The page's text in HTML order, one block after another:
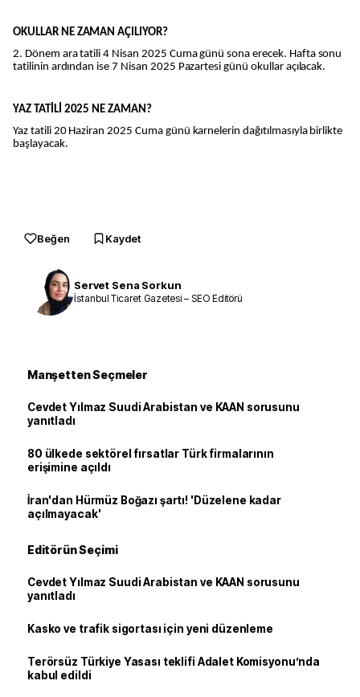
OKULLAR NE ZAMAN AÇILIYOR?
2. Dönem ara tatili 4 Nisan 2025 Cuma günü sona erecek. Hafta sonu
tatilinin ardından ise 7 Nisan 2025 Pazartesi günü okullar açılacak.
YAZ TATİLİ 2025 NE ZAMAN?
Yaz tatili 20 Haziran 2025 Cuma günü karnelerin dağıtılmasıyla birlikte
başlayacak.
Beğen Kaydet
Servet Sena Sorkun
İstanbul Ticaret Gazetesi – SEO Editörü
Manşetten Seçmeler
Cevdet Yılmaz Suudi Arabistan ve KAAN sorusunu
yanıtladı
80 ülkede sektörel fırsatlar Türk firmalarının
erişimine açıldı
İran'dan Hürmüz Boğazı şartı! 'Düzelene kadar
açılmayacak'
Editörün Seçimi
Cevdet Yılmaz Suudi Arabistan ve KAAN sorusunu
yanıtladı
Kasko ve trafik sigortası için yeni düzenleme
Terörsüz Türkiye Yasası teklifi Adalet Komisyonu’nda
kabul edildi